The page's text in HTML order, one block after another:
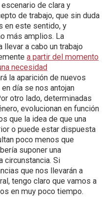
de clara y
de trabajo, que sin duda
en este sentido, y
más amplios. La
a cabo un trabajo
a partir del momento
necesidad
la aparición de nuevos
día se nos antojan
otro lado, determinadas
evolucionan en función
que la idea de que una
o puede estar dispuesta
poco menos que
suponer una
circunstancia. Si
que nos llevarán a
tengo claro que vamos a
en muy poco tiempo.